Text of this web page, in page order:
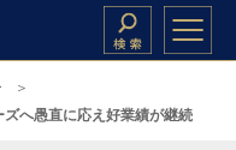
へ愚直に応え好業績が継続